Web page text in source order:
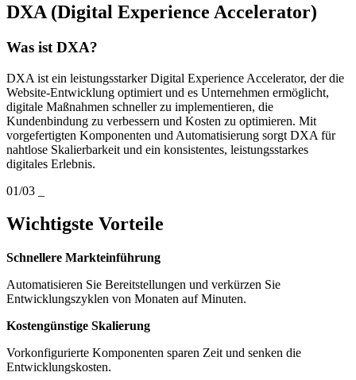
DXA (Digital Experience Accelerator)
Was ist DXA?
DXA ist ein leistungsstarker Digital Experience Accelerator, der die
Website-Entwicklung optimiert und es Unternehmen ermöglicht,
digitale Maßnahmen schneller zu implementieren, die
Kundenbindung zu verbessern und Kosten zu optimieren. Mit
vorgefertigten Komponenten und Automatisierung sorgt DXA für
nahtlose Skalierbarkeit und ein konsistentes, leistungsstarkes
digitales Erlebnis.
01/03
Wichtigste Vorteile
Schnellere Markteinführung
Automatisieren Sie Bereitstellungen und verkürzen Sie
Entwicklungszyklen von Monaten auf Minuten.
Kostengünstige Skalierung
Vorkonfigurierte Komponenten sparen Zeit und senken die
Entwicklungskosten.